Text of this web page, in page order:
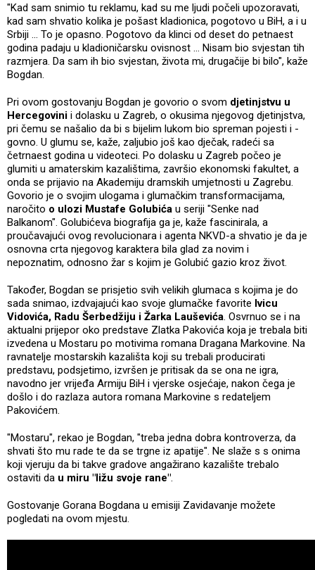
"Kad sam snimio tu reklamu, kad su me ljudi počeli upozoravati,
kad sam shvatio kolika je pošast kladionica, pogotovo u BiH, a i u
Srbiji ... To je opasno. Pogotovo da klinci od deset do petnaest
godina padaju u kladioničarsku ovisnost ... Nisam bio svjestan tih
razmjera. Da sam ih bio svjestan, života mi, drugačije bi bilo", kaže
Bogdan.
Pri ovom gostovanju Bogdan je govorio o svom djetinjstvu u
Hercegovini i dolasku u Zagreb, o okusima njegovog djetinjstva,
pri čemu se našalio da bi s bijelim lukom bio spreman pojesti i -
govno. U glumu se, kaže, zaljubio još kao dječak, radeći sa
četrnaest godina u videoteci. Po dolasku u Zagreb počeo je
glumiti u amaterskim kazalištima, završio ekonomski fakultet, a
onda se prijavio na Akademiju dramskih umjetnosti u Zagrebu.
Govorio je o svojim ulogama i glumačkim transformacijama,
naročito o ulozi Mustafe Golubića u seriji "Senke nad
Balkanom". Golubićeva biografija ga je, kaže fascinirala, a
proučavajući ovog revolucionara i agenta NKVD-a shvatio je da je
osnovna crta njegovog karaktera bila glad za novim i
nepoznatim, odnosno žar s kojim je Golubić gazio kroz život.
Također, Bogdan se prisjetio svih velikih glumaca s kojima je do
sada snimao, izdvajajući kao svoje glumačke favorite Ivicu
Vidovića, Radu Šerbedžiju i Žarka Lauševića. Osvrnuo se i na
aktualni prijepor oko predstave Zlatka Pakovića koja je trebala biti
izvedena u Mostaru po motivima romana Dragana Markovine. Na
ravnatelje mostarskih kazališta koji su trebali producirati
predstavu, podsjetimo, izvršen je pritisak da se ona ne igra,
navodno jer vrijeđa Armiju BiH i vjerske osjećaje, nakon čega je
došlo i do razlaza autora romana Markovine s redateljem
Pakovićem.
"Mostaru", rekao je Bogdan, "treba jedna dobra kontroverza, da
shvati što mu rade te da se trgne iz apatije". Ne slaže s s onima
koji vjeruju da bi takve gradove angažirano kazalište trebalo
ostaviti da u miru "ližu svoje rane".
Gostovanje Gorana Bogdana u emisiji Zavidavanje možete
pogledati na ovom mjestu.